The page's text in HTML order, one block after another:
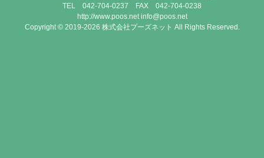
TEL 042-704-0237 FAX 042-704-0238
http://www.poos.net info@poos.net
Copyright © 2019-2026 株式会社プーズネット All Rights Reserved.